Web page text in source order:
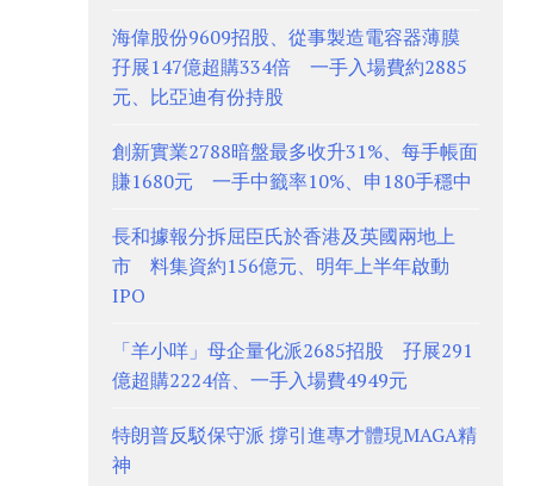
海偉股份9609招股、從事製造電容器薄膜
孖展147億超購334倍 一手入場費約2885
元、比亞迪有份持股
創新實業2788暗盤最多收升31%、每手帳面
賺1680元 一手中籤率10%、申180手穩中
長和據報分拆屈臣氏於香港及英國兩地上
市 料集資約156億元、明年上半年啟動
IPO
「羊小咩」母企量化派2685招股 孖展291
億超購2224倍、一手入場費4949元
特朗普反駁保守派 撐引進專才體現MAGA精
神